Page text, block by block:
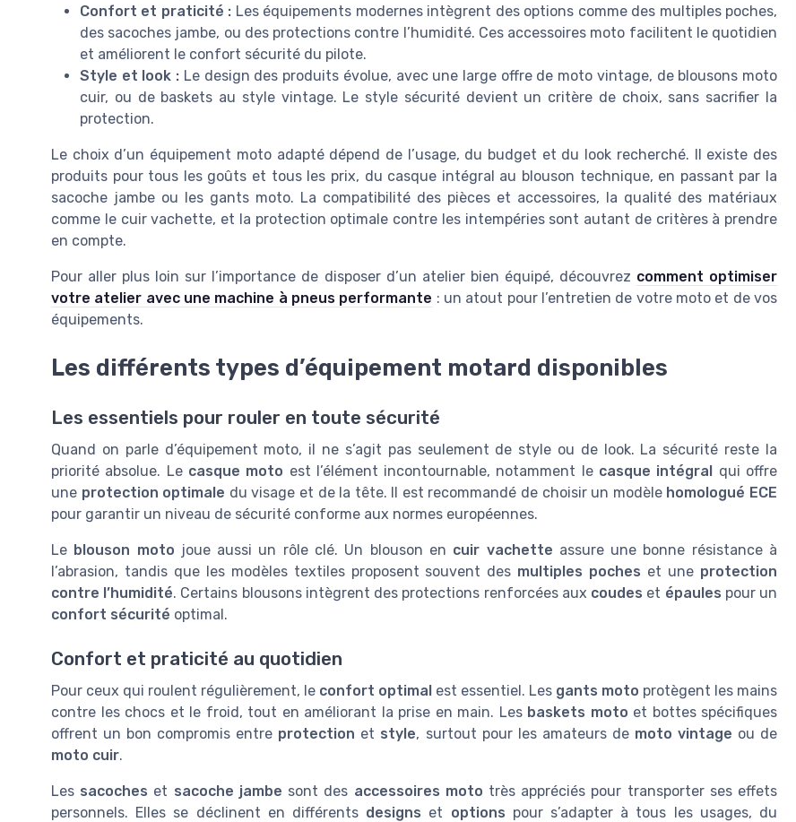
Confort et praticité : Les équipements modernes intègrent des options comme des multiples poches,
des sacoches jambe, ou des protections contre l’humidité. Ces accessoires moto facilitent le quotidien
et améliorent le confort sécurité du pilote.
Style et look : Le design des produits évolue, avec une large offre de moto vintage, de blousons moto
cuir, ou de baskets au style vintage. Le style sécurité devient un critère de choix, sans sacrifier la
protection.
Le choix d’un équipement moto adapté dépend de l’usage, du budget et du look recherché. Il existe des
produits pour tous les goûts et tous les prix, du casque intégral au blouson technique, en passant par la
sacoche jambe ou les gants moto. La compatibilité des pièces et accessoires, la qualité des matériaux
comme le cuir vachette, et la protection optimale contre les intempéries sont autant de critères à prendre
en compte.
Pour aller plus loin sur l’importance de disposer d’un atelier bien équipé, découvrez comment optimiser
votre atelier avec une machine à pneus performante : un atout pour l’entretien de votre moto et de vos
équipements.
Les différents types d’équipement motard disponibles
Les essentiels pour rouler en toute sécurité
Quand on parle d’équipement moto, il ne s’agit pas seulement de style ou de look. La sécurité reste la
priorité absolue. Le casque moto est l’élément incontournable, notamment le casque intégral
qui offre
une protection optimale du visage et de la tête. Il est recommandé de choisir un modèle homologué ECE
pour garantir un niveau de sécurité conforme aux normes européennes.
Le blouson moto joue aussi un rôle clé. Un blouson en cuir vachette assure une bonne résistance à
l’abrasion, tandis que les modèles textiles proposent souvent des multiples poches et une protection
contre l’humidité. Certains blousons intègrent des protections renforcées aux coudes et épaules pour un
confort sécurité optimal.
Confort et praticité au quotidien
Pour ceux qui roulent régulièrement, le confort optimal est essentiel. Les gants moto protègent les mains
contre les chocs et le froid, tout en améliorant la prise en main. Les baskets moto et bottes spécifiques
offrent un bon compromis entre protection et style, surtout pour les amateurs de moto vintage ou de
moto cuir.
Les sacoches et sacoche jambe sont des accessoires moto très appréciés pour transporter ses effets
personnels. Elles se déclinent en différents designs et options pour s’adapter à tous les usages, du